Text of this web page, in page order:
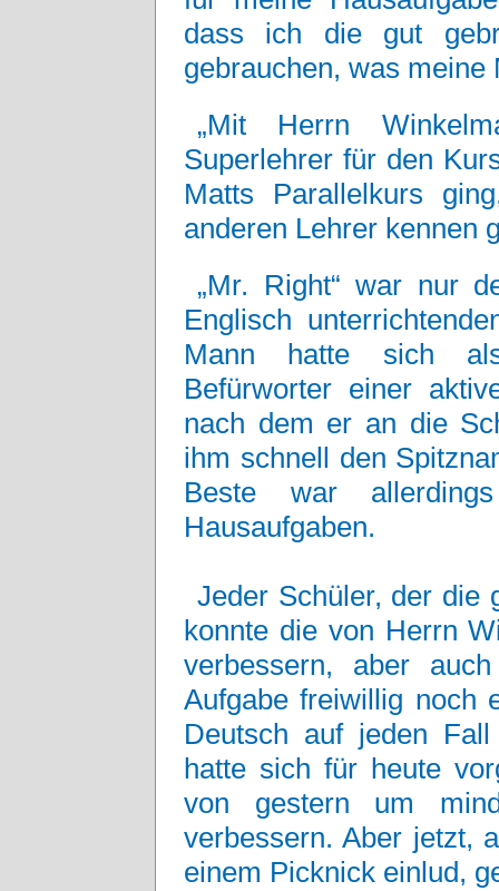
dass ich die gut
gebrauchen, was meine
„Mit Herrn
Superlehrer für den
Matts Parallelkurs
anderen Lehrer kennen
„Mr. Right“ war nur
Englisch
Mann hatte sich als
Befürworter einer
nach dem er an die
ihm schnell den
Beste war
Hausaufgaben.
Jeder Schüler, der die
konnte die von Herrn
verbessern, aber
Aufgabe freiwillig noch
Deutsch auf jeden
hatte sich für heute
von gestern um
verbessern. Aber jetzt,
einem Picknick einlud,